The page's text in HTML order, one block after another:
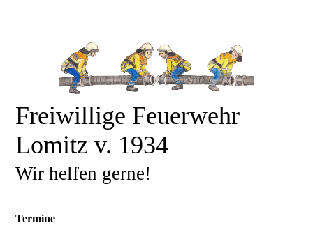
Freiwillige Feuerwehr
Lomitz v. 1934
Wir helfen gerne!
Termine